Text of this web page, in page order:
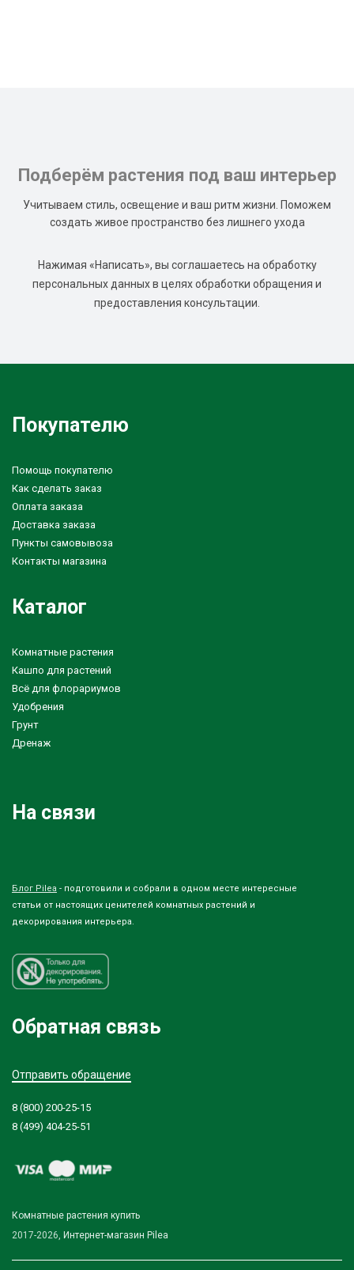
Подберём растения под ваш интерьер
Учитываем стиль, освещение и ваш ритм жизни. Поможем
создать живое пространство без лишнего ухода
Нажимая «Написать», вы соглашаетесь на обработку
персональных данных в целях обработки обращения и
предоставления консультации.
Покупателю
Помощь покупателю
Как сделать заказ
Оплата заказа
Доставка заказа
Пункты самовывоза
Контакты магазина
Каталог
Комнатные растения
Кашпо для растений
Всё для флорариумов
Удобрения
Грунт
Дренаж
На связи
Блог Pilea - подготовили и собрали в одном месте интересные
статьи от настоящих ценителей комнатных растений и
декорирования интерьера.
Обратная связь
Отправить обращение
8 (800) 200-25-15
8 (499) 404-25-51
Комнатные растения купить
2017-2026, Интернет-магазин Pilea